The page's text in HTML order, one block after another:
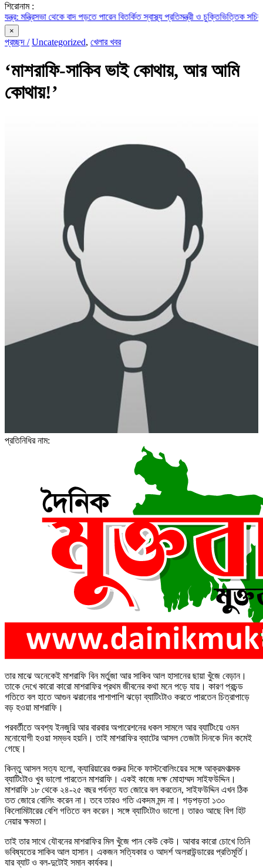
শিরোনাম :
থেকে বাদ পড়তে পারেন বিতর্কিত স্বাস্থ্য প্রতিমন্ত্রী ও চুক্তিভিত্তিক সচিব!রাজস্ব
×
প্রচ্ছদ / Uncategorized, খেলার খবর
‘মাশরাফি-সাকিব ভাই কোথায়, আর আমি
কোথায়!’
প্রতিনিধির নাম:
তার মাঝে অনেকেই মাশরাফি বিন মর্তুজা আর সাকিব আল হাসানের ছায়া খুঁজে বেড়ান।
তাকে দেখে কারো কারো মাশরাফির প্রথম জীবনের কথা মনে পড়ে যায়। কারণ প্রচন্ড
গতিতে বল হাতে আগুন ঝরানোর পাশাপাশি ঝড়ো ব্যাটিংটাও করতে পারতেন চিত্রাপাড়ে
বড় হওয়া মাশরাফি।
পরবর্তীতে অবশ্য ইনজুরি আর বারবার অপারেশনের ধকল সামলে আর ব্যাটিংয়ে ওমন
মনোযোগী হওয়া সম্ভব হয়নি। তাই মাশরাফির ব্যাটের আসল তেজটা দিনকে দিন কমেই
গেছে।
কিন্তু আসল সত্য হলো, ক্যারিয়ারের শুরুর দিকে ফাস্টবোলিংয়ের সঙ্গে আক্রমণাত্মক
ব্যাটিংটাও খুব ভালো পারতেন মাশরাফি। একই কাজে দক্ষ মোহাম্মদ সাইফউদ্দিন।
মাশরাফি ১৮ থেকে ২৪-২৫ বছর পর্যন্ত যত জোরে বল করতেন, সাইফউদ্দিন এখন ঠিক
তত জোরে বোলিং করেন না। তবে তারও গতি একদম মন্দ না। গড়পড়তা ১৩০
কিলোমিটারের বেশি গতিতে বল করেন। সঙ্গে ব্যাটিংটাও ভালো। তারও আছে বিগ হিট
নেয়ার ক্ষমতা।
তাই তার সাথে যৌবনের মাশরাফির মিল খুঁজে পান কেউ কেউ। আবার কারো চোখে তিনি
ভবিষ্যতের সাকিব আল হাসান। একজন সত্যিকার ও আদর্শ অলরাউন্ডারের প্রতিমূর্তি।
যার ব্যাট ও বল-দুটোই সমান কার্যকর।